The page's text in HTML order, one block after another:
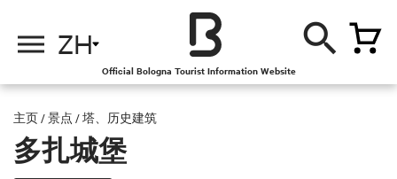
ZH
Official Bologna Tourist Information Website
主页 /景点 /塔、历史建筑
多扎城堡